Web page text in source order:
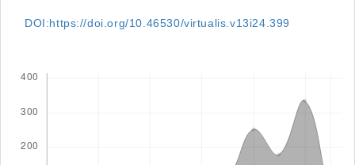
DOI:https://doi.org/10.46530/virtualis.v13i24.399